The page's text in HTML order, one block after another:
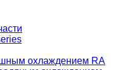
охлаждением RA